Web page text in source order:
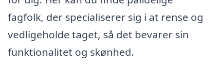
fagfolk, der specialiserer sig i at rense og
vedligeholde taget, så det bevarer sin
funktionalitet og skønhed.